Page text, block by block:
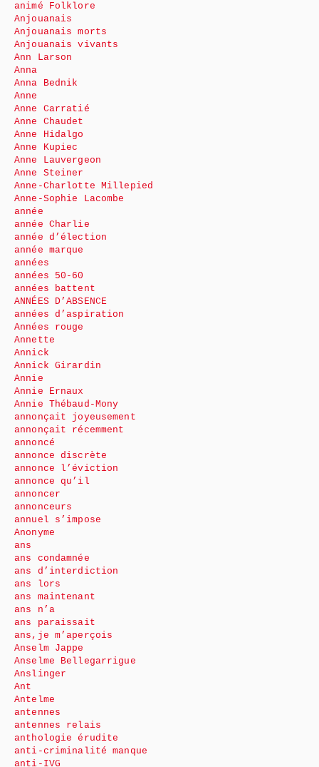
animé Folklore
Anjouanais
Anjouanais morts
Anjouanais vivants
Ann Larson
Anna
Anna Bednik
Anne
Anne Carratié
Anne Chaudet
Anne Hidalgo
Anne Kupiec
Anne Lauvergeon
Anne Steiner
Anne-Charlotte Millepied
Anne-Sophie Lacombe
année
année Charlie
année d’élection
année marque
années
années 50-60
années battent
ANNÉES D’ABSENCE
années d’aspiration
Années rouge
Annette
Annick
Annick Girardin
Annie
Annie Ernaux
Annie Thébaud-Mony
annonçait joyeusement
annonçait récemment
annoncé
annonce discrète
annonce l’éviction
annonce qu’il
annoncer
annonceurs
annuel s’impose
Anonyme
ans
ans condamnée
ans d’interdiction
ans lors
ans maintenant
ans n’a
ans paraissait
ans,je m’aperçois
Anselm Jappe
Anselme Bellegarrigue
Anslinger
Ant
Antelme
antennes
antennes relais
anthologie érudite
anti-criminalité manque
anti-IVG